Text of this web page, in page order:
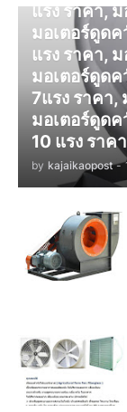
แรง ราคา,
มอเตอร์ดูด
แรง ราคา,
มอเตอร์ดูด
7แรง ราคา,
มอเตอร์ดูด
10 แรง ราคา
by kajaikaopost -